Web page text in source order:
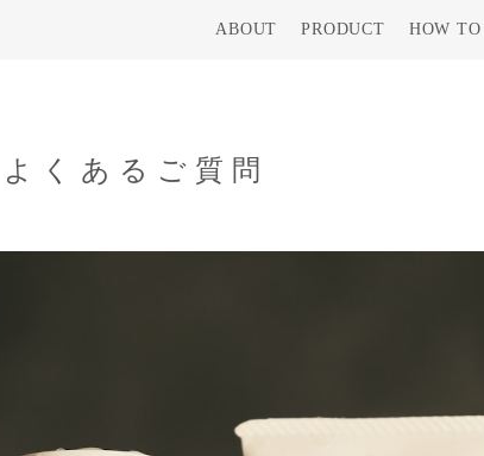
ABOUT PRODUCT HOW TO
よくあるご質問